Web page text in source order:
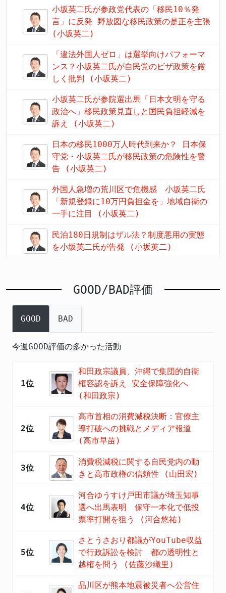
小坂英二氏が参政党代表の「移民10％発
言」に反発 野放図な移民政策の是正を主張
(小坂英二)
「違法外国人ゼロ」は選挙向けパフォーマ
ンス？小坂英二氏が自民党のビザ政策を厳
しく批判 (小坂英二)
小坂英二氏が参院選出馬「日本文明を守る
政治へ」移民政策見直しと国民負担軽減を
訴え (小坂英二)
日本の移民1000万人時代到来か？ 日本保
守党・小坂英二氏が移民政策の危険性を警
告 (小坂英二)
外国人急増の荒川区で危機感 小坂英二氏
「新規登録に10万円負担金を」地域自衛の
一手に注目 (小坂英二)
民泊180日規制はザル法？制度悪用の実態
を小坂英二氏が告発 (小坂英二)
GOOD/BAD評価
GOOD BAD
今週GOOD評価の多かった活動
1位
和田政宗議員、沖縄で集団的自衛
権容認を訴え 安全保障強化へ
(和田政宗)
2位
高市首相の消費減税決断：官僚主
導打破への挑戦とメディア報道
(高市早苗)
3位
消費税減税に関する自民党内の動
きと高市政権の信頼性 (山田宏)
4位
河合ゆうすけ戸田市議が埼玉知事
選へ出馬表明 保守一本化で低投
票率打開を狙う (河合悠祐)
5位
さとうさおり都議がYouTube収益
で行政訴訟を検討 都の透明性と
越権を問う (佐藤沙織里)
品川区が熊本地震被災者へ公営住